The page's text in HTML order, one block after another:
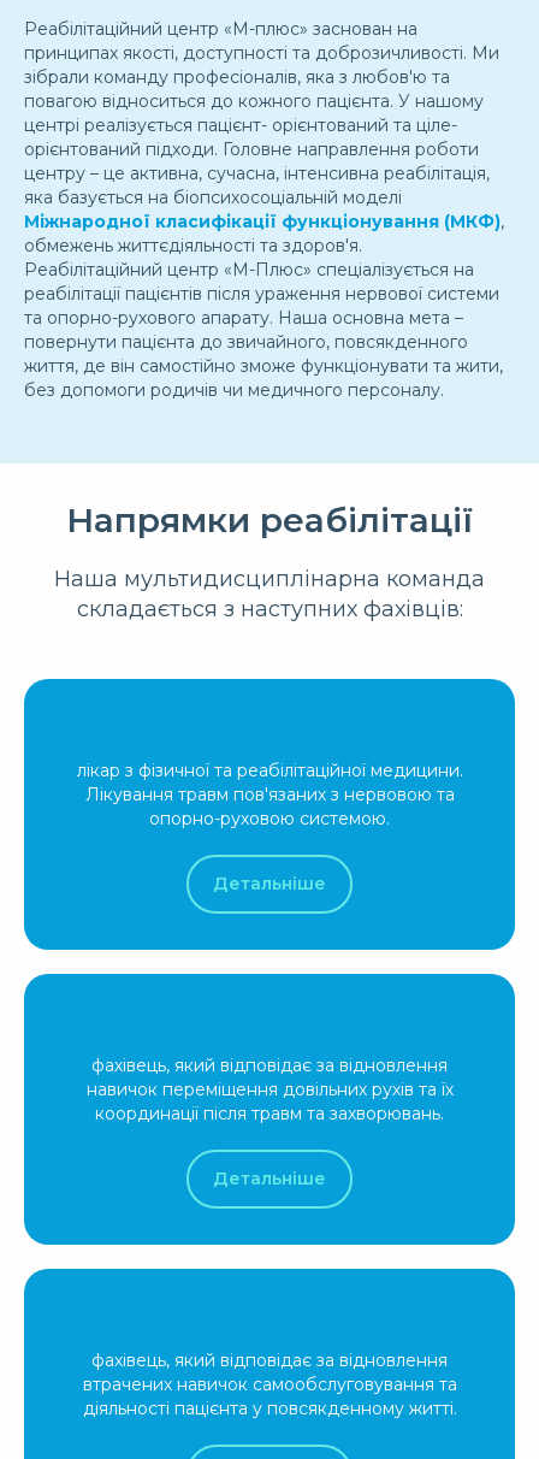
Реабілітаційний центр «М-плюс» заснован на
принципах якості, доступності та доброзичливості. Ми
зібрали команду професіоналів, яка з любов'ю та
повагою відноситься до кожного пацієнта. У нашому
центрі реалізується пацієнт- орієнтований та ціле-
орієнтований підходи. Головне направлення роботи
центру – це активна, сучасна, інтенсивна реабілітація,
яка базується на біопсихосоціальній моделі
Міжнародної класифікації функціонування (МКФ),
обмежень життєдіяльності та здоров'я.
Реабілітаційний центр «М-Плюс» спеціалізується на
реабілітації пацієнтів після ураження нервової системи
та опорно-рухового апарату. Наша основна мета –
повернути пацієнта до звичайного, повсякденного
життя, де він самостійно зможе функціонувати та жити,
без допомоги родичів чи медичного персоналу.
Напрямки реабілітації
Наша мультидисциплінарна команда
складається з наступних фахівців:
лікар з фізичної та реабілітаційної медицини.
Лікування травм пов'язаних з нервовою та
опорно-руховою системою.
Детальніше
фахівець, який відповідає за відновлення
навичок переміщення довільних рухів та їх
координації після травм та захворювань.
Детальніше
фахівець, який відповідає за відновлення
втрачених навичок самообслуговування та
діяльності пацієнта у повсякденному житті.